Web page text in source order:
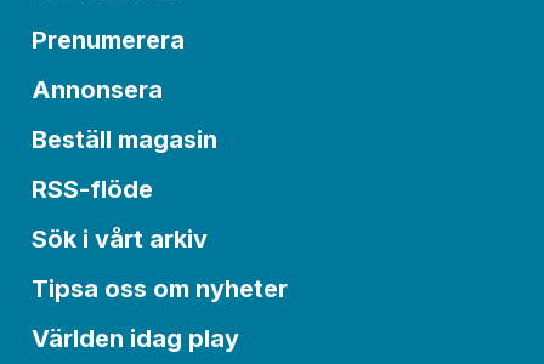
Prenumerera
Annonsera
Beställ magasin
RSS-flöde
Sök i vårt arkiv
Tipsa oss om nyheter
Världen idag play